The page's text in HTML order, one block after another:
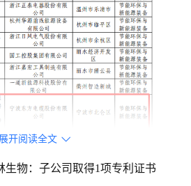
展开阅读全文 
生物：子公司取得1项专利证书